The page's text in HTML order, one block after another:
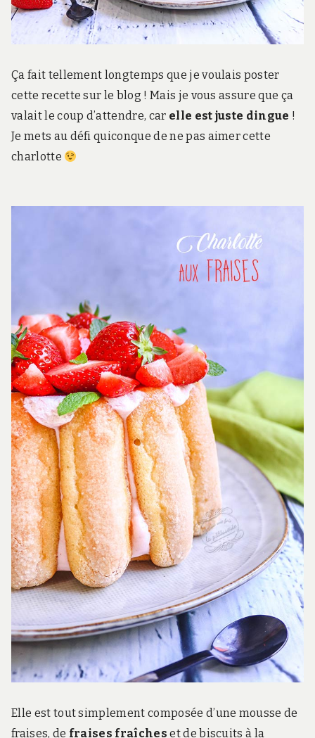
Ça fait tellement longtemps que je voulais poster
cette recette sur le blog ! Mais je vous assure que ça
valait le coup d’attendre, car elle est juste dingue !
Je mets au défi quiconque de ne pas aimer cette
charlotte
Elle est tout simplement composée d’une mousse de
fraises, de fraises fraîches et de biscuits à la